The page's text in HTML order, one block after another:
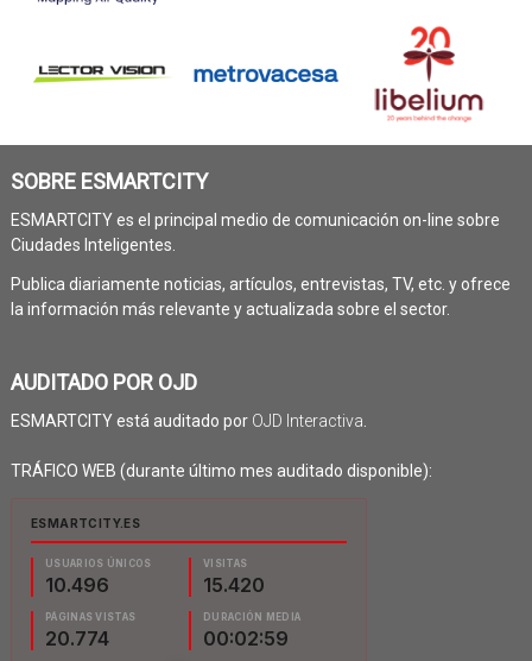
SOBRE ESMARTCITY
ESMARTCITY es el principal medio de comunicación on-line sobre
Ciudades Inteligentes.
Publica diariamente noticias, artículos, entrevistas, TV, etc. y ofrece
la información más relevante y actualizada sobre el sector.
AUDITADO POR OJD
ESMARTCITY está auditado por OJD Interactiva
TRÁFICO WEB (durante último mes auditado disponible):